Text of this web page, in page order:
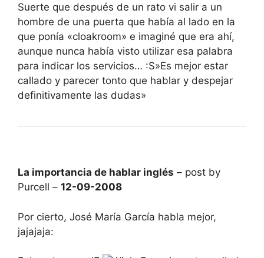
Suerte que después de un rato vi salir a un
hombre de una puerta que había al lado en la
que ponía «cloakroom» e imaginé que era ahí,
aunque nunca había visto utilizar esa palabra
para indicar los servicios… :S»Es mejor estar
callado y parecer tonto que hablar y despejar
definitivamente las dudas»
La importancia de hablar inglés – post by
Purcell – 12-09-2008
Por cierto, José María García habla mejor,
jajajaja: